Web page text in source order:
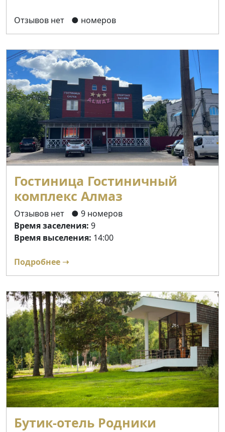
Отзывов нет ● номеров
Гостиница Гостиничный
комплекс Алмаз
Отзывов нет
● 9 номеров
Время заселения: 9
Время выселения: 14:00
Подробнее ➝
Бутик-отель Родники